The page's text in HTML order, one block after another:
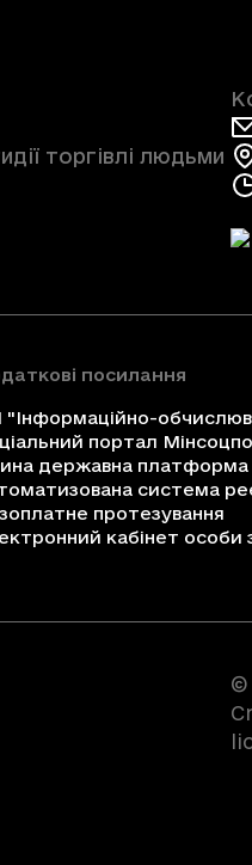
торгівлі людьми
посилання
портал
державна платформа
система
протезування
кабінет особи
©